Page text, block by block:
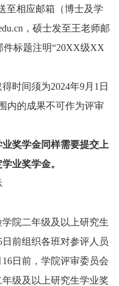
至相应邮箱（博士及学
，硕士发至王老师邮
件标题注明“20XX级XX
时间须为2024年9月1日
内的成果不可作为评审
奖学金同样需要提交上
业奖学金。
院二年级及以上研究生
前组织各班对参评人员
日前，学院评审委员会
级及以上研究生学业奖